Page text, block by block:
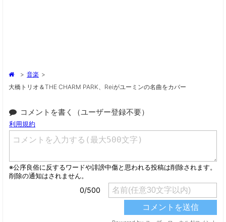
> 音楽 >
大橋トリオ＆THE CHARM PARK、Reiがユーミンの名曲をカバー
コメントを書く（ユーザー登録不要）